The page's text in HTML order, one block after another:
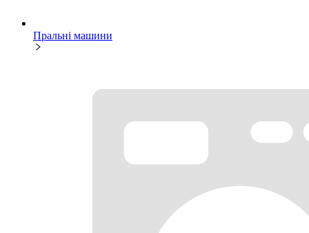
Пральні машини